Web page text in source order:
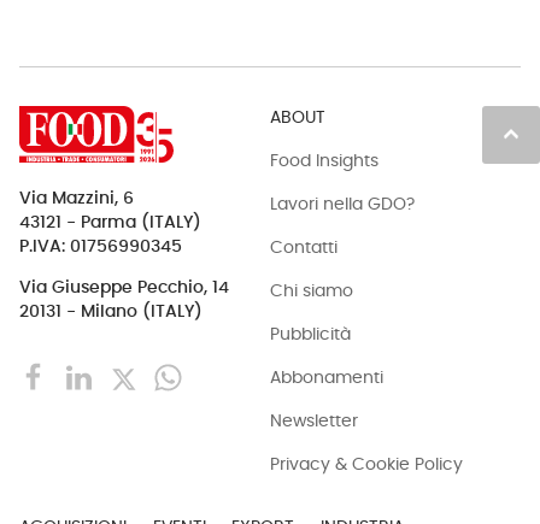
keyboard_arrow_up
Via Mazzini, 6
43121 - Parma (ITALY)
P.IVA: 01756990345
Via Giuseppe Pecchio, 14
20131 - Milano (ITALY)
ABOUT
Food Insights
Lavori nella GDO?
Contatti
Chi siamo
Pubblicità
Abbonamenti
Newsletter
Privacy & Cookie Policy